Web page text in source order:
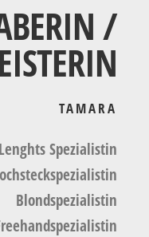
/
TAMARA
Spezialistin
Blondspezialistin